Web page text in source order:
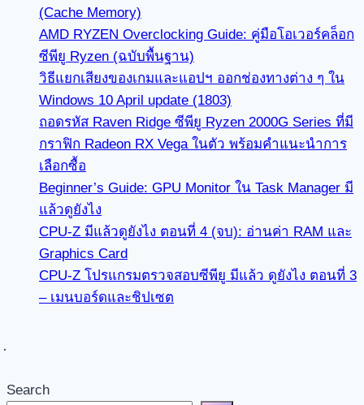
(Cache Memory)
AMD RYZEN Overclocking Guide: คู่มือโอเวอร์คล็อก
ซีพียู Ryzen (ฉบับพื้นฐาน)
วิธีแยกเสียงของเกมและแอปฯ ออกช่องทางต่าง ๆ ใน
Windows 10 April update (1803)
ถอดรหัส Raven Ridge ซีพียู Ryzen 2000G Series ที่มี
กราฟิก Radeon RX Vega ในตัว พร้อมคำแนะนำการ
เลือกซื้อ
Beginner’s Guide: GPU Monitor ใน Task Manager มี
แล้วดูยังไง
CPU-Z มีแล้วดูยังไง ตอนที่ 4 (จบ): อ่านค่า RAM และ
Graphics Card
CPU-Z โปรแกรมตรวจสอบซีพียู มีแล้ว ดูยังไง ตอนที่ 3
– เมนบอร์ดและชิปเซต
Search